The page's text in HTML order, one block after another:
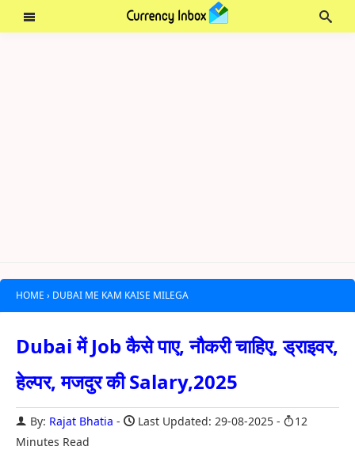
HOME › DUBAI ME KAM KAISE MILEGA
Dubai में Job कैसे पाए, नौकरी चाहिए, ड्राइवर,
हेल्पर, मजदुर की Salary,2025
By: Rajat Bhatia Last Updated: 29-08-2025
12
Minutes Read